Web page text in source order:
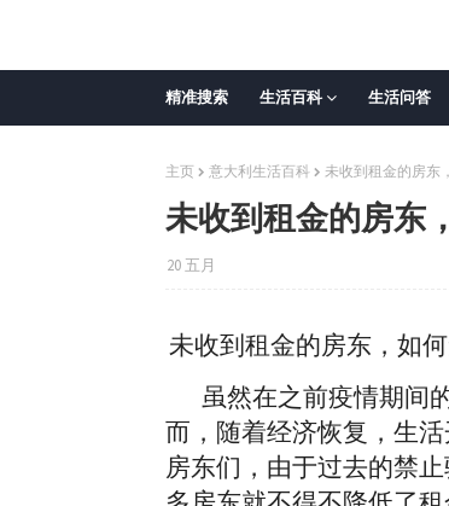
精准搜索 生活百科 生活问答
主页 意大利生活百科 未收到租金的房东
未收到租金的房东
20 五月
未收到租金的房东，如
虽然在之前疫情期间
而，随着经济恢复，生
房东们，由于过去的禁